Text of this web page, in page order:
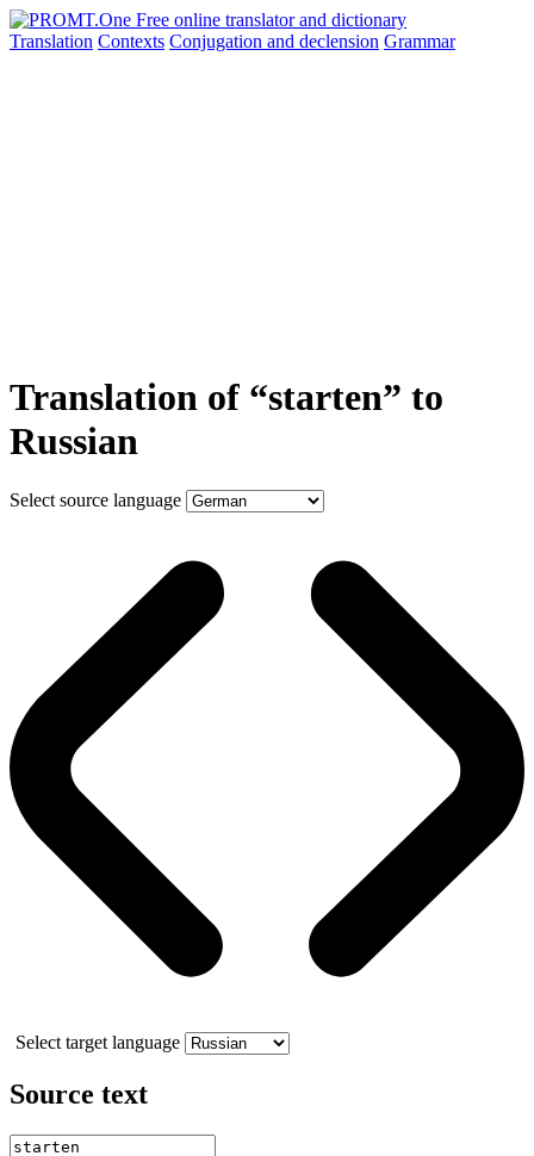
Translation Contexts Conjugation and declension Grammar
Translation of “starten” to
Russian
Select source language
Select target language
Source text